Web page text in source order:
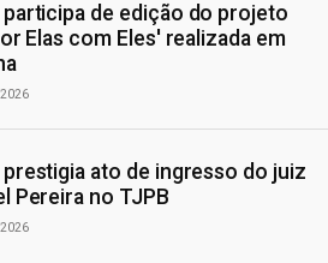
participa de edição do projeto
Elas com Eles' realizada em
prestigia ato de ingresso do juiz
Pereira no TJPB